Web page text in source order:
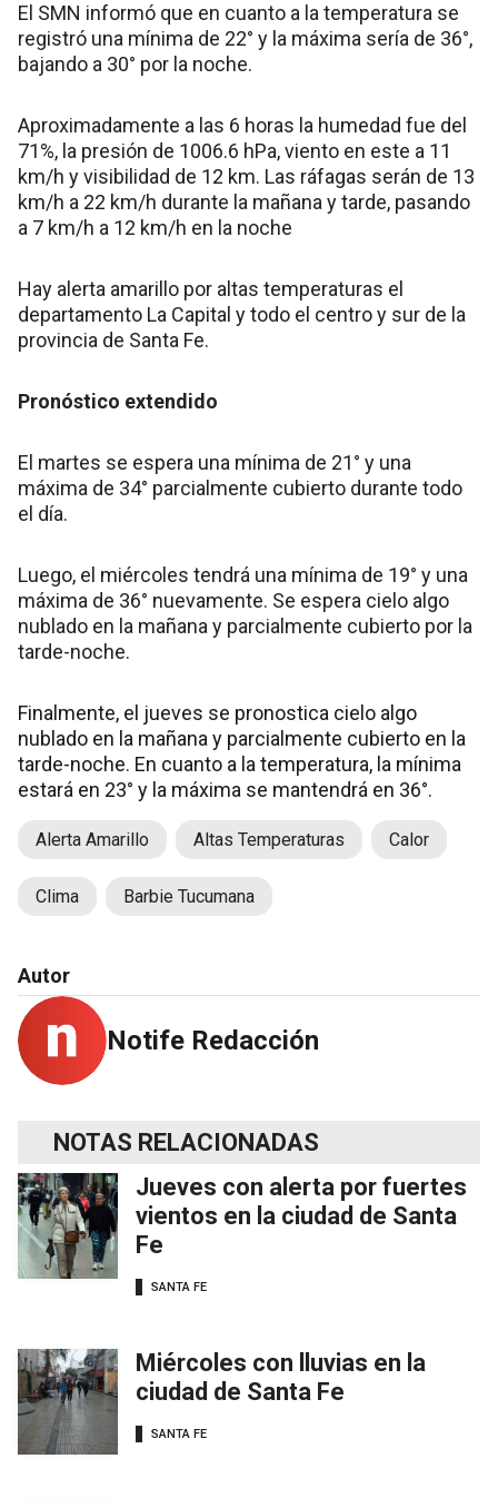
El SMN informó que en cuanto a la temperatura se
registró una mínima de 22° y la máxima sería de 36°,
bajando a 30° por la noche.
Aproximadamente a las 6 horas la humedad fue del
71%, la presión de 1006.6 hPa, viento en este a 11
km/h y visibilidad de 12 km. Las ráfagas serán de 13
km/h a 22 km/h durante la mañana y tarde, pasando
a 7 km/h a 12 km/h en la noche
Hay alerta amarillo por altas temperaturas el
departamento La Capital y todo el centro y sur de la
provincia de Santa Fe.
Pronóstico extendido
El martes se espera una mínima de 21° y una
máxima de 34° parcialmente cubierto durante todo
el día.
Luego, el miércoles tendrá una mínima de 19° y una
máxima de 36° nuevamente. Se espera cielo algo
nublado en la mañana y parcialmente cubierto por la
tarde-noche.
Finalmente, el jueves se pronostica cielo algo
nublado en la mañana y parcialmente cubierto en la
tarde-noche. En cuanto a la temperatura, la mínima
estará en 23° y la máxima se mantendrá en 36°.
Alerta Amarillo Altas Temperaturas Calor
Clima Barbie Tucumana
Autor
Notife Redacción
NOTAS RELACIONADAS
Jueves con alerta por fuertes
vientos en la ciudad de Santa
Fe
SANTA FE
Miércoles con lluvias en la
ciudad de Santa Fe
SANTA FE